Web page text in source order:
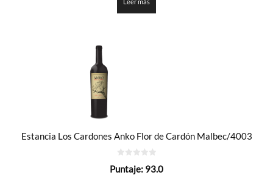
Estancia Los Cardones Anko Flor de Cardón Malbec/4003
de
Puntaje: 93.0